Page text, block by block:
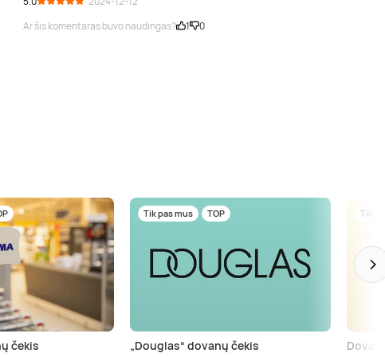
Ar šis komentaras buvo naudingas?
1 0
čekis
Tik pas mus TOP
„Douglas“ dovanų čekis
Tik